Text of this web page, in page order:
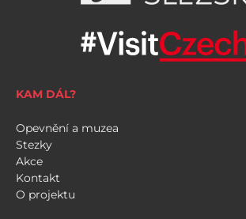
KAM DÁL?
Opevnění a muzea
Stezky
Akce
Kontakt
O projektu